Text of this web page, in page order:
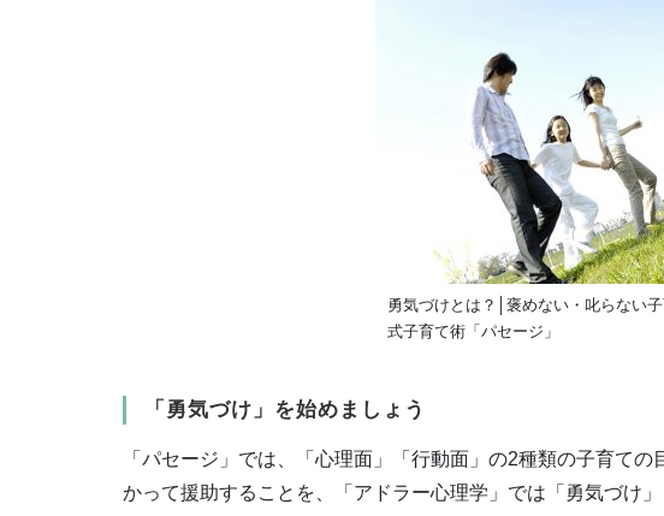
勇気づけとは？│褒めない・叱らない
式子育て術「パセージ」
「勇気づけ」を始めましょう
「パセージ」では、「心理面」「行動面」の2種類の子育て
かって援助することを、「アドラー心理学」では「勇気づけ」